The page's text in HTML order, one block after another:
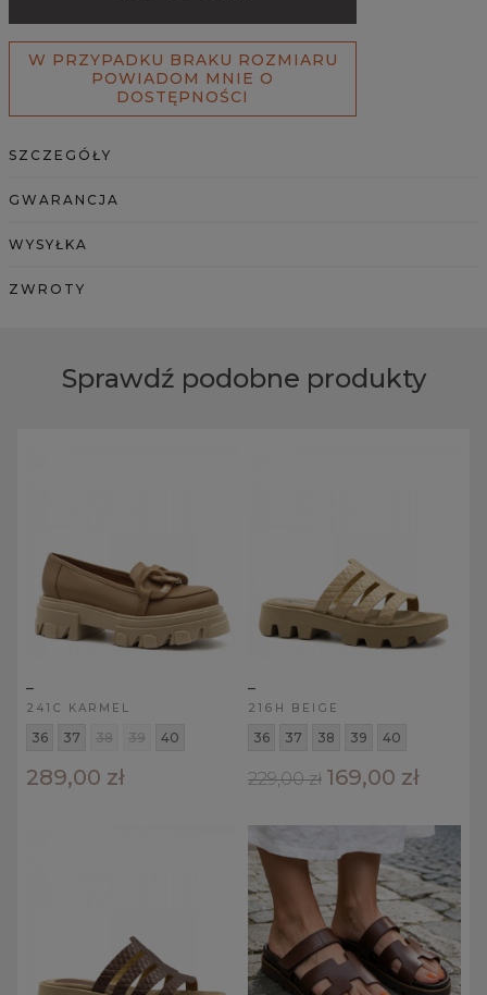
W PRZYPADKU BRAKU ROZMIARU
POWIADOM MNIE O
DOSTĘPNOŚCI
SZCZEGÓŁY
GWARANCJA
WYSYŁKA
ZWROTY
Sprawdź podobne produkty
241C KARMEL
36 37 38 39 40
289,00 zł
216H BEIGE
36 37 38 39 40
229,00 zł 169,00 zł